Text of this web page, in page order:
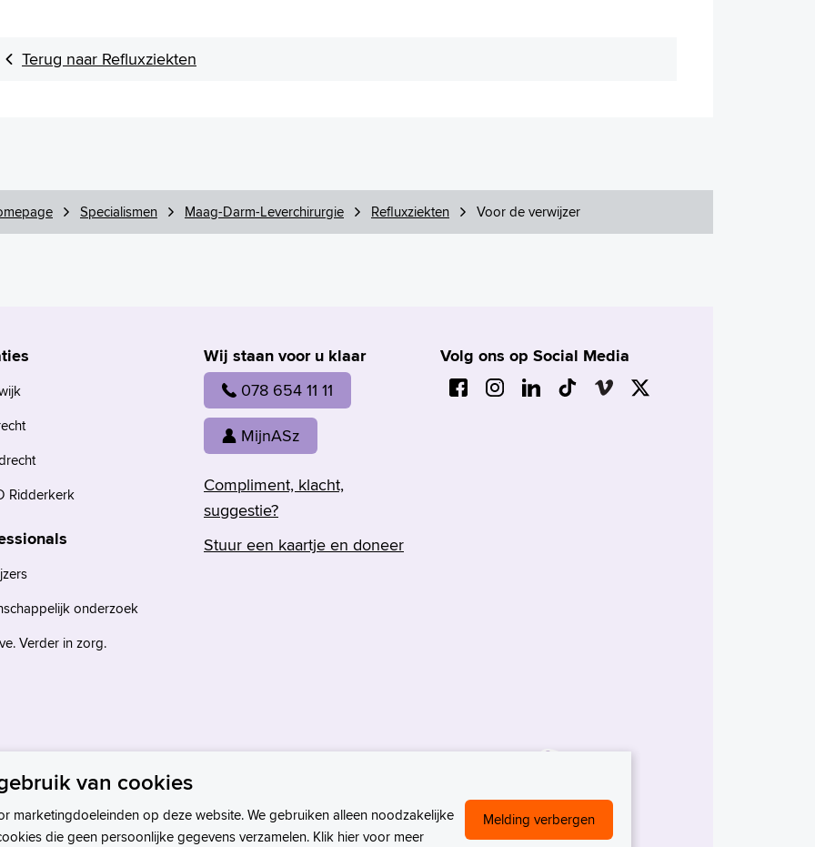
Terug naar Refluxziekten
Specialismen Maag-Darm-Leverchirurgie Refluxziekten Voor de verwijzer
Wij staan voor u klaar
078 654 11 11
MijnASz
Compliment, klacht,
suggestie?
Stuur een kaartje en doneer
Volg ons op Social Media
Ridderkerk
onderzoek
Verder in zorg.
van cookies
marketingdoeleinden op deze website. We gebruiken alleen noodzakelijke
die geen persoonlijke gegevens verzamelen. Klik hier voor meer
Melding verbergen